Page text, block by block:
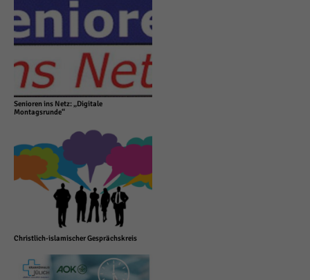
Senioren ins Netz: „Digitale
Montagsrunde“
Christlich-islamischer Gesprächskreis